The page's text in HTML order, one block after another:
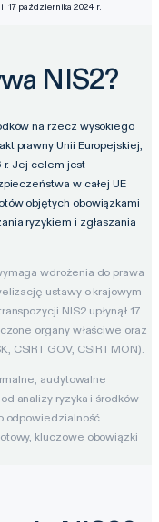
17 października 2024 r.
NIS2?
na rzecz wysokiego
prawny Unii Europejskiej,
r. Jej celem jest
w całej UE
objętych obowiązkami
ryzykiem i zgłaszania
wdrożenia do prawa
ustawy o krajowym
NIS2 upłynął 17
organy właściwe oraz
CSIRT GOV, CSIRT MON).
audytowalne
analizy ryzyka i środków
odpowiedzialność
kluczowe obowiązki